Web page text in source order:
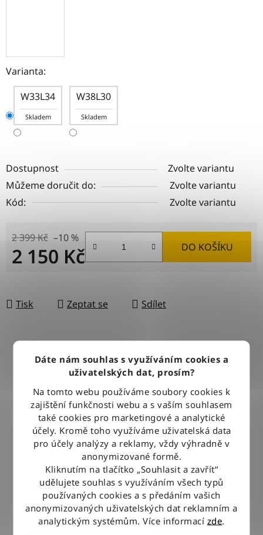
Dáte nám souhlas s využíváním cookies a
uživatelských dat, prosím?
Na tomto webu používáme soubory cookies k
zajištění funkčnosti webu a s vaším souhlasem
také cookies pro marketingové a analytické
účely. Kromě toho využíváme uživatelská data
pro účely analýzy a reklamy, vždy výhradně v
anonymizované formě.
Kliknutím na tlačítko „Souhlasit a zavřít“
udělujete souhlas s využíváním všech typů
používaných cookies a s předáním vašich
anonymizovaných uživatelských dat reklamním a
analytickým systémům. Více informací zde.
Varianta:
W33L34
Skladem
W38L30
Skladem
Dostupnost
Zvolte variantu
Můžeme doručit do:
Zvolte variantu
Kód:
Zvolte variantu
2 399 Kč –10 %
2 150 Kč DO KOŠÍKU
Tisk Zeptat se Sdílet
DOPRAVA ZDARMA
Při nákupu nad 2500 Kč doručujeme zdarma po celé ČR
BLESKOVÉ DORUČENÍ
Objednávky odesíláme každý pracovní den do 12:00
100% ZBOŽÍ SKLADEM
Veškeré vystavené zboží leží na našem skladě
VÝMĚNA ZBOŽÍ ZDARMA
Nevyhovující zboží zdarma vyměníme do 14 dnů od jeho
doručení